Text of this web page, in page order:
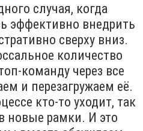
случая, когда
эффективно внедрить
сверху вниз.
количество
команду через все
и перезагружаем её.
кто-то уходит, так
новые рамки. И это